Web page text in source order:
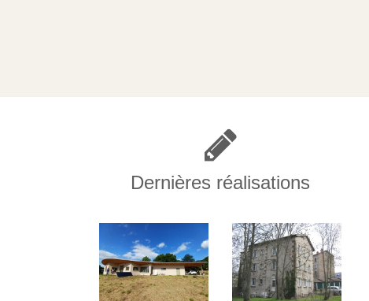
Dernières réalisations